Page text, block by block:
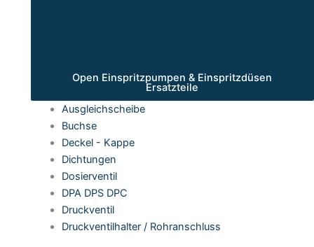
Open Einspritzpumpen & Einspritzdüsen
Ersatzteile
Ausgleichscheibe
Buchse
Deckel - Kappe
Dichtungen
Dosierventil
DPA DPS DPC
Druckventil
Druckventilhalter / Rohranschluss